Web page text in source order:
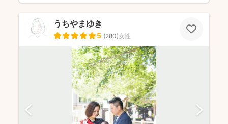
うちやまゆき
5 (280)女性